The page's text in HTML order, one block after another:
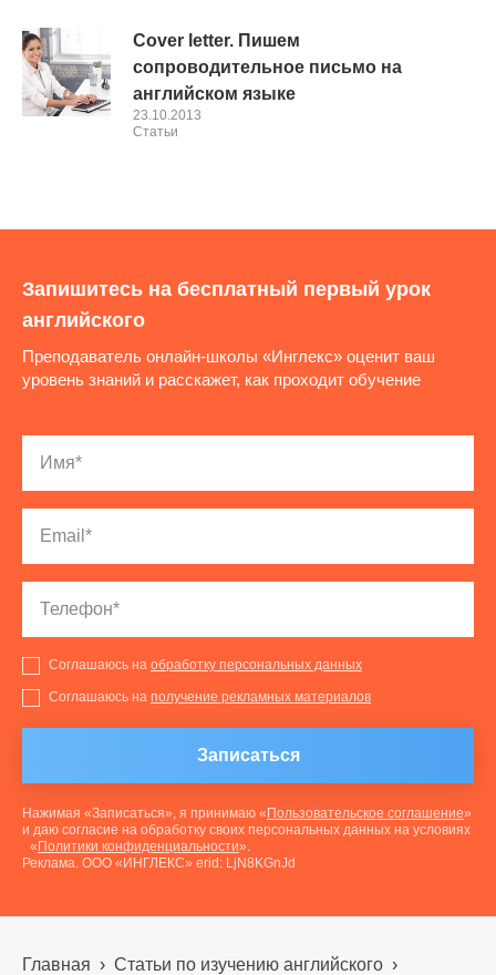
Cover letter. Пишем
сопроводительное письмо на
английском языке
23.10.2013
Cтатьи
Запишитесь на бесплатный первый урок
английского
Преподаватель онлайн-школы «Инглекс» оценит ваш
уровень знаний и расскажет, как проходит обучение
Соглашаюсь на обработку персональных данных
Соглашаюсь на получение рекламных материалов
Записаться
Нажимая «Записаться», я принимаю « Пользовательское соглашение»
и даю согласие на обработку своих персональных данных на условиях
« Политики конфиденциальности».
Реклама. ООО «ИНГЛЕКС» erid: LjN8KGnJd
Главная › Статьи по изучению английского ›